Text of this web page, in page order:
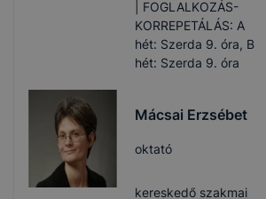
| FOGLALKOZÁS-
KORREPETÁLÁS: A
hét: Szerda 9. óra, B
hét: Szerda 9. óra
Mácsai Erzsébet
oktató
kereskedő szakmai